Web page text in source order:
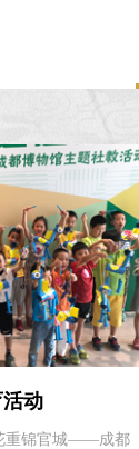
动
重锦官城——成都